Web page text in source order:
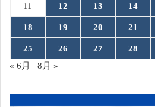
11 12 13 14
18 19 20 21
25 26 27 28
« 6月
8月 »